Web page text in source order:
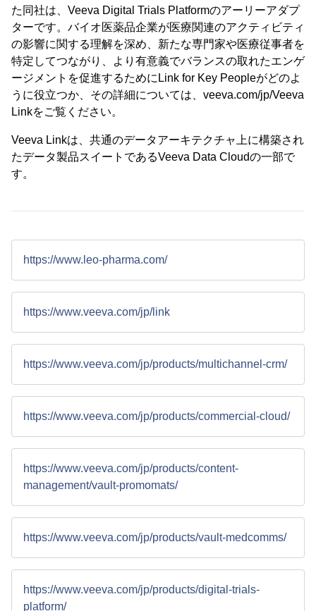
た同社は、Veeva Digital Trials Platformのアーリーアダプ
ターです。バイオ医薬品企業が医療関連のアクティビティ
の影響に関する理解を深め、新たな専門家や医療従事者を
特定してつながり、より有意義でバランスの取れたエンゲ
ージメントを促進するためにLink for Key Peopleがどのよ
うに役立つか、その詳細については、veeva.com/jp/Veeva
Linkをご覧ください。
Veeva Linkは、共通のデータアーキテクチャ上に構築され
たデータ製品スイートであるVeeva Data Cloudの一部で
す。
https://www.leo-pharma.com/
https://www.veeva.com/jp/link
https://www.veeva.com/jp/products/multichannel-crm/
https://www.veeva.com/jp/products/commercial-cloud/
https://www.veeva.com/jp/products/content-
management/vault-promomats/
https://www.veeva.com/jp/products/vault-medcomms/
https://www.veeva.com/jp/products/digital-trials-
platform/